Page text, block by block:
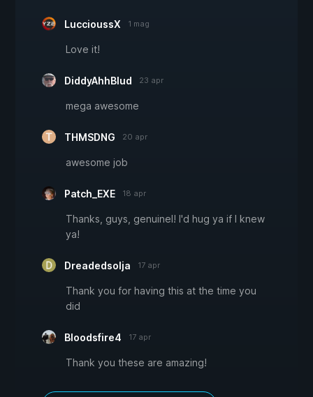
LuccioussX 1 mag
Love it!
DiddyAhhBlud 23 apr
mega awesome
THMSDNG 20 apr
awesome job
Patch_EXE 18 apr
Thanks, guys, genuinel! I'd hug ya if I knew
ya!
Dreadedsolja 17 apr
Thank you for having this at the time you
did
Bloodsfire4 17 apr
Thank you these are amazing!